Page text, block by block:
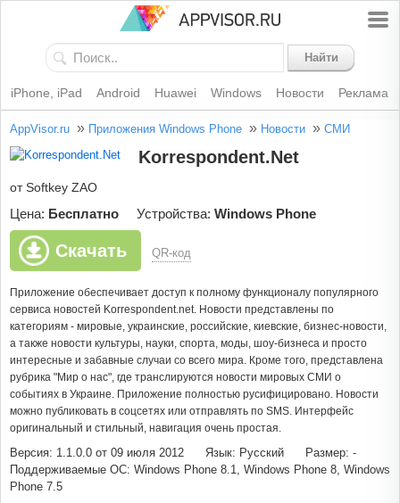
Найти
iPhone, iPad Android Huawei Windows Новости Реклама
AppVisor.ru » Приложения Windows Phone » Новости » СМИ
Korrespondent.Net
от Softkey ZAO
Цена: Бесплатно Устройства: Windows Phone
Скачать QR-код
Приложение обеспечивает доступ к полному функционалу популярного
сервиса новостей Korrespondent.net. Новости представлены по
категориям - мировые, украинские, российские, киевские, бизнес-новости,
а также новости культуры, науки, спорта, моды, шоу-бизнеса и просто
интересные и забавные случаи со всего мира. Кроме того, представлена
рубрика "Мир о нас", где транслируются новости мировых СМИ о
событиях в Украине. Приложение полностью русифицировано. Новости
можно публиковать в соцсетях или отправлять по SMS. Интерфейс
оригинальный и стильный, навигация очень простая.
Версия: 1.1.0.0 от 09 июля 2012 Язык: Русский
Размер: -
Поддерживаемые ОС: Windows Phone 8.1, Windows Phone 8, Windows
Phone 7.5